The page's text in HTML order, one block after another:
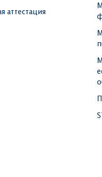
аттестация